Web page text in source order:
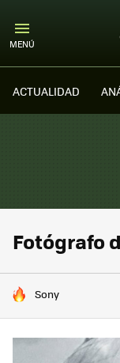
MENÚ
ACTUALIDAD
Fotógrafo
HOY SE HABLA DE
Sony